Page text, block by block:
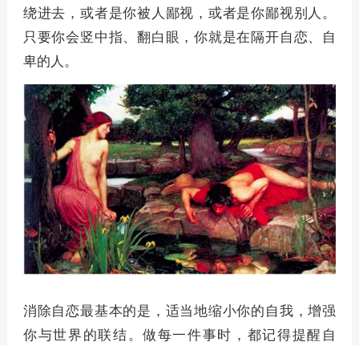
绕进去，或者是你被人鄙视，或者是你鄙视别人。
只要你会竖中指、翻白眼，你就是在隔开自恋、自
卑的人。
消除自恋最基本的是，适当地缩小你的自我，增强
你与世界的联结。做每一件事时，都记得提醒自